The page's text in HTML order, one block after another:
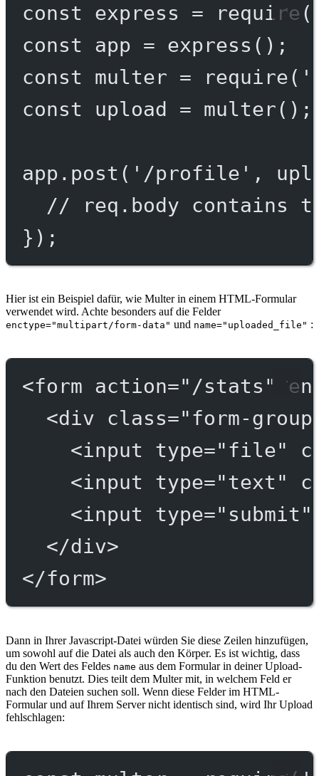
const express = require (
const
app = express ();
const
multer = require(
const
upload = multer();
app. post ( '/profile' ,
// req.body contains
});
Hier ist ein Beispiel dafür, wie Multer in einem HTML-Formular
verwendet wird. Achte besonders auf die Felder
enctype="multipart/form-data" und name="uploaded_file" :
<form action="/stats"
<div class="form-
<input type="file"
<input type="text"
<input type="submit"
</div>
</form>
Dann in Ihrer Javascript-Datei würden Sie diese Zeilen hinzufügen,
um sowohl auf die Datei als auch den Körper. Es ist wichtig, dass
du den Wert des Feldes name aus dem Formular in deiner Upload-
Funktion benutzt. Dies teilt dem Multer mit, in welchem Feld er
nach den Dateien suchen soll. Wenn diese Felder im HTML-
Formular und auf Ihrem Server nicht identisch sind, wird Ihr Upload
fehlschlagen: